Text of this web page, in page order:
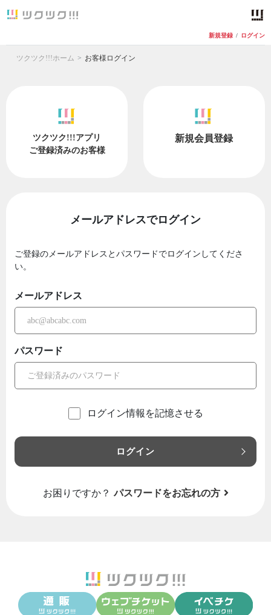
新規登録 / ログイン
ツクツク!!!ホーム お客様ログイン
ツクツク!!!アプリ
ご登録済みのお客様
新規会員登録
メールアドレスでログイン
ご登録のメールアドレスとパスワードでログインしてくださ
い。
メールアドレス
パスワード
ログイン情報を記憶させる
ログイン
お困りですか？ パスワードをお忘れの方